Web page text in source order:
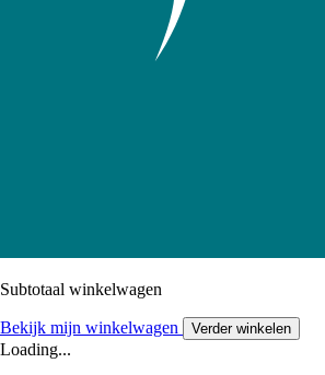
Subtotaal winkelwagen
Bekijk mijn winkelwagen Verder winkelen
Loading...